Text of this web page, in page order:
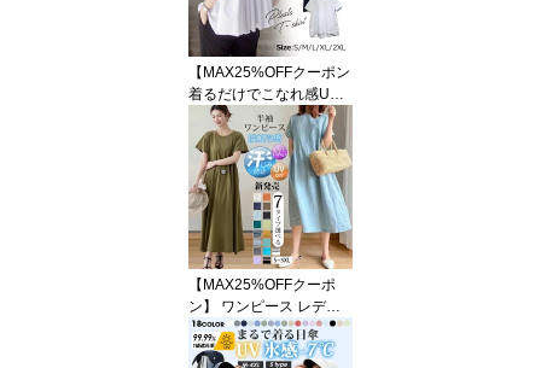
婦人 日焼け 小顔効果 自
転車 飛ばない メンズ 夏
用 無地 シンプル コット
ン 大きめ ランニング
【MAX25%OFFクーポン
着るだけでこなれ感U
P】 シャツ 半袖 tシャツ
ギャザー ひんやり 切り
替え フレア レディース
接触冷感 夏服 トップス
Uネック ペプラム チュニ
ック 夏 可愛い 涼しい 無
地 シンプル カジュアル
おしゃれ M L XL 2XL ホ
ワイト 白 黒 ネイビー 送
料無料
【MAX25%OFFクーポ
ン】 ワンピース レディ
ース 半袖 ロングワンピ
ース マキシワンピース